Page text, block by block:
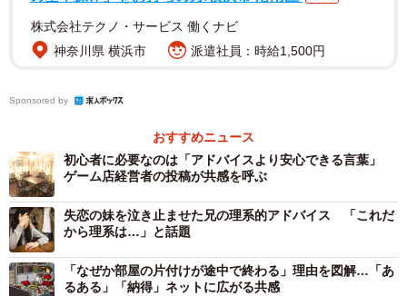
「私もゲームたのしくて毎日生きるのがたのしいです(*
´▽`*)ノーゲームノーライフ」
無駄なんだと思います笑」
「似たようなこと言われた経験がありますが、『◯◯さん
も将棋好きじゃないすか』って言ったらわかってもらえま
した」
「趣を味わうと書いて趣味だからな
趣味は心の食事よ」
株式会社テクノ・サービス 働くナビ
神奈川県 横浜市
派遣社員：時給1,500円
Sponsored by
おすすめニュース
初心者に必要なのは「アドバイスより安心できる言葉」
ゲーム店経営者の投稿が共感を呼ぶ
失恋の妹を泣き止ませた兄の理系的アドバイス 「これだ
から理系は…」と話題
「なぜか部屋の片付けが途中で終わる」理由を図解…「あ
るある」「納得」ネットに広がる共感